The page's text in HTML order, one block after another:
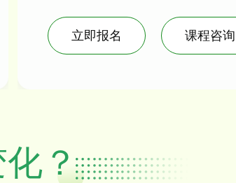
立即报名 课程咨询
？